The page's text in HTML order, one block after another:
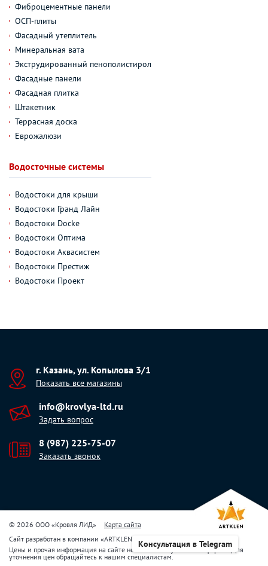
Фиброцементные панели
ОСП-плиты
Фасадный утеплитель
Минеральная вата
Экструдированный пенополистирол
Фасадные панели
Фасадная плитка
Штакетник
Террасная доска
Еврожалюзи
Водосточные системы
Водостоки для крыши
Водостоки Гранд Лайн
Водостоки Docke
Водостоки Оптима
Водостоки Аквасистем
Водостоки Престиж
Водостоки Проект
г. Казань, ул. Копылова 3/1
Показать все магазины
info@krovlya-ltd.ru
Задать вопрос
8 (987) 225-75-07
Заказать звонок
© 2026 ООО «Кровля ЛИД»
Карта сайта
Сайт разработан в компании «ARTKLEN
Цены и прочая информация на сайте не являются публичной офертой. Для
уточнения цен обращайтесь к нашим специалистам.
Консультация в Telegram